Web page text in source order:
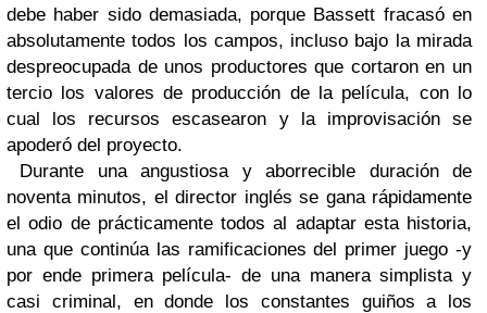
debe haber sido demasiada, porque Bassett fracasó en
absolutamente todos los campos, incluso bajo la mirada
despreocupada de unos productores que cortaron en un
tercio los valores de producción de la película, con lo
cual los recursos escasearon y la improvisación se
apoderó del proyecto.
Durante una angustiosa y aborrecible duración de
noventa minutos, el director inglés se gana rápidamente
el odio de prácticamente todos al adaptar esta historia,
una que continúa las ramificaciones del primer juego -y
por ende primera película- de una manera simplista y
casi criminal, en donde los constantes guiños a los